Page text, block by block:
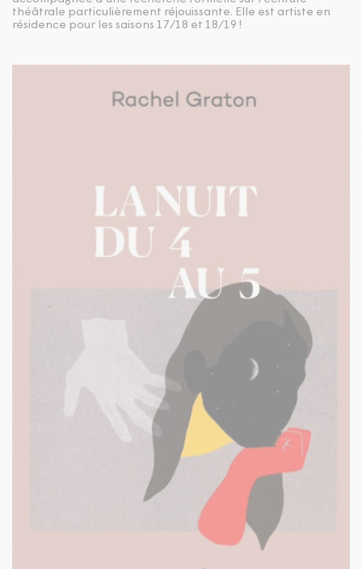
théâtrale particulièrement réjouissante. Elle est artiste en
résidence pour les saisons 17/18 et 18/19 !